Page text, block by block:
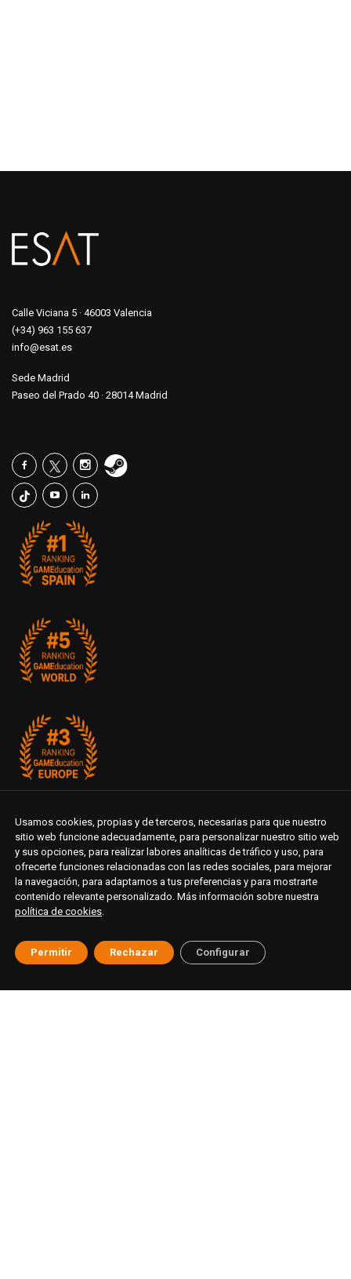
Calle Viciana 5 · 46003 Valencia
(+34) 963 155 637
info@esat.es
Sede Madrid
Paseo del Prado 40 · 28014 Madrid
Usamos cookies, propias y de terceros, necesarias para que nuestro
sitio web funcione adecuadamente, para personalizar nuestro sitio web
y sus opciones, para realizar labores analíticas de tráfico y uso, para
ofrecerte funciones relacionadas con las redes sociales, para mejorar
la navegación, para adaptarnos a tus preferencias y para mostrarte
contenido relevante personalizado. Más información sobre nuestra
política de cookies.
Permitir Rechazar Configurar